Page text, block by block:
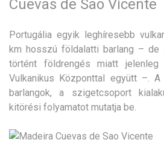
Cuevas de Sao Vicente
Portugália egyik leghíresebb
km hosszú földalatti barlang – de
történt földrengés miatt
Vulkanikus Központtal együtt –.
barlangok, a szigetcsoport
kitörési folyamatot mutatja be.